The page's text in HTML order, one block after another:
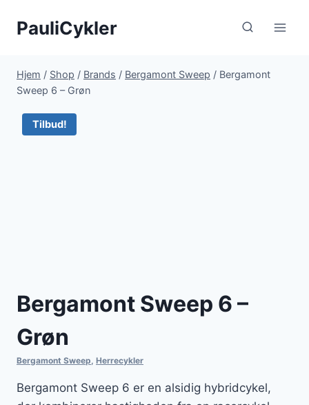
PauliCykler
Hjem / Shop / Brands / Bergamont Sweep / Bergamont
Sweep 6 – Grøn
Tilbud!
Bergamont Sweep 6 –
Grøn
Bergamont Sweep Herrecykler
Bergamont Sweep 6 er en alsidig hybridcykel,